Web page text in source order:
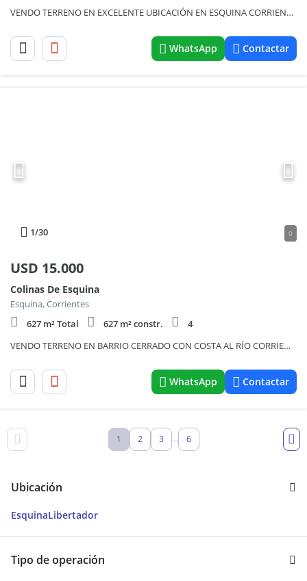
VENDO TERRENO EN EXCELENTE UBICACIÓN EN ESQUINA CORRIENTES
WhatsApp Contactar
1/30 0
USD 15.000
Colinas De Esquina
Esquina, Corrientes
627 m² Total
627 m² constr.
4
VENDO TERRENO EN BARRIO CERRADO CON COSTA AL RÍO CORRIENTE E
WhatsApp Contactar
1 2 3 ... 6
Ubicación
EsquinaLibertador
Tipo de operación